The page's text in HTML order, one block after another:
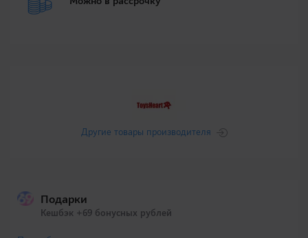
Другие товары производителя
Подарки
Кешбэк +69 бонусных рублей